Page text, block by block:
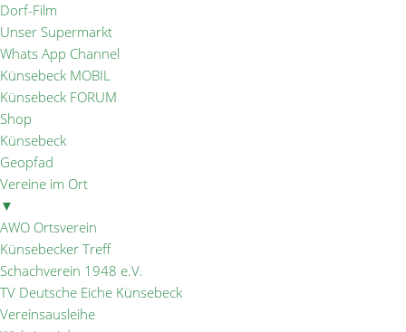
Dorf-Film
Unser Supermarkt
Whats App Channel
Künsebeck MOBIL
Künsebeck FORUM
Shop
Künsebeck
Geopfad
Vereine im Ort
▼
AWO Ortsverein
Künsebecker Treff
Schachverein 1948 e.V.
TV Deutsche Eiche Künsebeck
Vereinsausleihe